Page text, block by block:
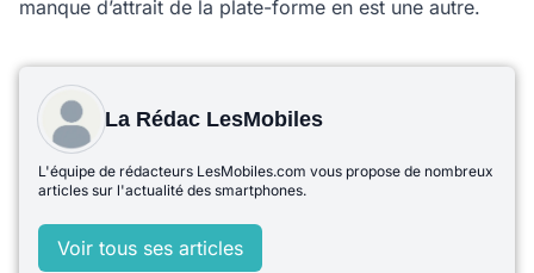
manque d’attrait de la plate-forme en est une autre.
La Rédac LesMobiles
L'équipe de rédacteurs LesMobiles.com vous propose de nombreux
articles sur l'actualité des smartphones.
Voir tous ses articles